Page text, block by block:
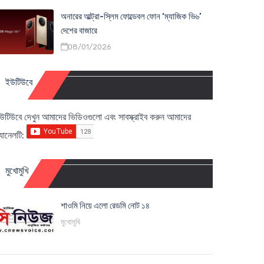
অনারের আল্ট্রা-স্লিম ফোল্ডেবল ফোন ‘ম্যাজিক ভি৬’
দেশের বাজারে
08/01/2026
ইউটিউবে
দেখুন আমাদের ভিডিওগুলো এবং সাবস্ক্রাইব করুন আমাদের
মুখোমুখি
শাওমি নিয়ে এলো রেডমি নোট ১৪
মুখোমুখি